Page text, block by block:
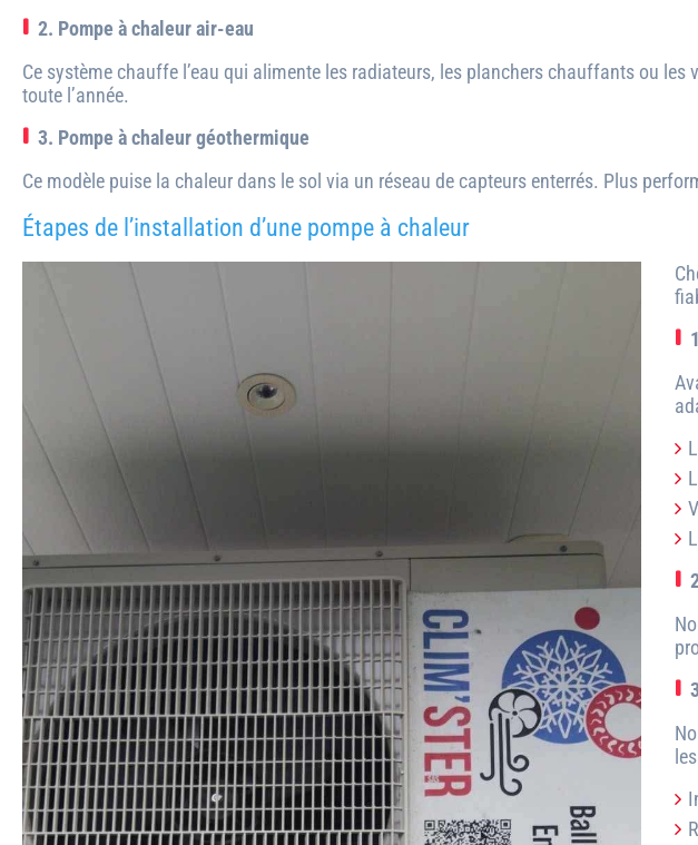
2. Pompe à chaleur air-eau
Ce système chauffe l’eau qui alimente les radiateurs, les planchers chauffants ou
toute l’année.
3. Pompe à chaleur géothermique
Ce modèle puise la chaleur dans le sol via un réseau de capteurs enterrés. Plus
Étapes de l’installation d’une pompe à chaleur